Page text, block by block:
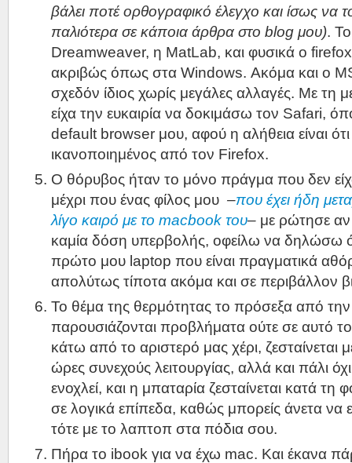
βάλει ποτέ ορθογραφικό έλεγχο και ίσως να
παλιότερα σε κάποια άρθρα στο blog μου).
Dreamweaver, η MatLab, και φυσικά ο firefox
ακριβώς όπως στα Windows. Ακόμα και ο
σχεδόν ίδιος χωρίς μεγάλες αλλαγές. Με τη
είχα την ευκαιρία να δοκιμάσω τον Safari,
default browser μου, αφού η αλήθεια είναι
ικανοποιημένος από τον Firefox.
Ο θόρυβος ήταν το μόνο πράγμα που δεν
μέχρι που ένας φίλος μου –που έχει ήδη
λίγο καιρό με το macbook του– με ρώτησε
καμία δόση υπερβολής, οφείλω να δηλώσω
πρώτο μου laptop που είναι πραγματικά
απολύτως τίποτα ακόμα και σε περιβάλλον
Το θέμα της θερμότητας το πρόσεξα από
παρουσιάζονται προβλήματα ούτε σε αυτό
κάτω από το αριστερό μας χέρι,
ώρες συνεχούς λειτουργίας, αλλά και πάλι
ενοχλεί, και η μπαταρία ζεσταίνεται κατά τη
σε λογικά επίπεδα, καθώς μπορείς άνετα να
τότε με το λαπτοπ στα πόδια σου.
Πήρα το ibook για να έχω mac. Και έκανα